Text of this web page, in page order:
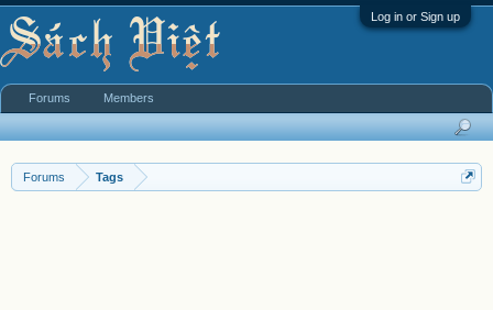
Log in or Sign up
Forums Tags
Forums Members